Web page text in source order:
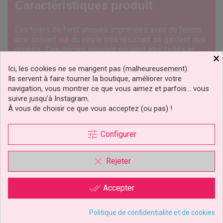
années. Ces décors peuvent peuvent être collésen
de vue en hauteur.
Dimensions:91,4cmx122cm
A noter: vous n'aurez pas de logo ou de texte sur la toile
de fond que vous choisirez
CLIQUEZ ICI POUR LAISSER UN COMMENTAIRE
1 autre produit dans la même
×
Ici, les cookies ne se mangent pas (malheureusement).
Ils servent à faire tourner la boutique, améliorer votre
navigation, vous montrer ce que vous aimez et parfois… vous
suivre jusqu’à Instagram.
À vous de choisir ce que vous acceptez (ou pas) !
tune Configurer
clear Rejeter
done_all Accepter
Politique de confidentialité et de cookies